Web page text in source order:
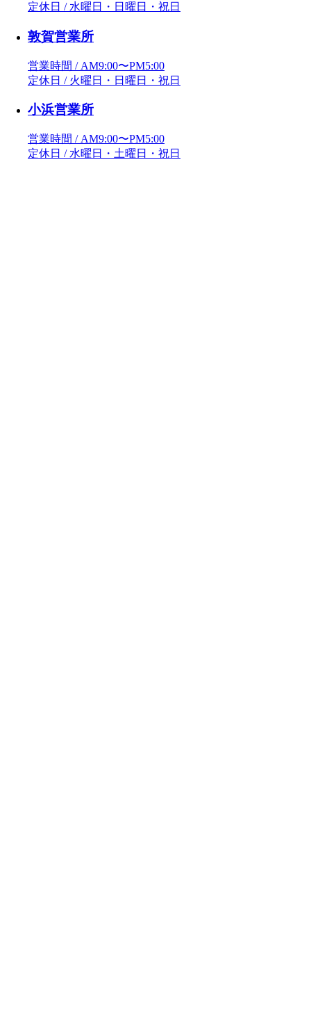
定休日 / 水曜日・日曜日・祝日
敦賀営業所
営業時間 / AM9:00〜PM5:00
定休日 / 火曜日・日曜日・祝日
小浜営業所
営業時間 / AM9:00〜PM5:00
定休日 / 水曜日・土曜日・祝日